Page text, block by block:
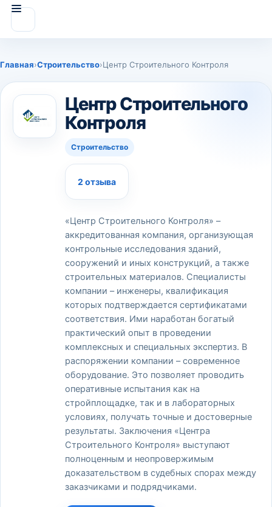
Главная›Строительство›Центр Строительного Контроля
Центр Строительного
Контроля
Строительство
2 отзыва
«Центр Строительного Контроля» –
аккредитованная компания, организующая
контрольные исследования зданий,
сооружений и иных конструкций, а также
строительных материалов. Специалисты
компании – инженеры, квалификация
которых подтверждается сертификатами
соответствия. Ими наработан богатый
практический опыт в проведении
комплексных и специальных экспертиз. В
распоряжении компании – современное
оборудование. Это позволяет проводить
оперативные испытания как на
стройплощадке, так и в лабораторных
условиях, получать точные и достоверные
результаты. Заключения «Центра
Строительного Контроля» выступают
полноценным и неопровержимым
доказательством в судебных спорах между
заказчиками и подрядчиками.